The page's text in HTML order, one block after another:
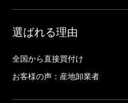
選ばれる理由
全国から直接買付け
お客様の声：産地卸業者